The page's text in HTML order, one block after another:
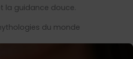
la guidance douce.
du monde